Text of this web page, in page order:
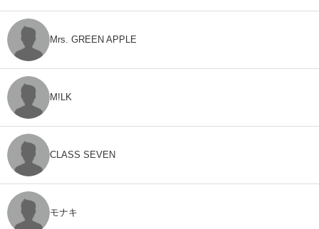
Mrs. GREEN APPLE
M!LK
CLASS SEVEN
モナキ